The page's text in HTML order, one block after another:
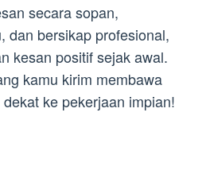
secara sopan,
dan bersikap profesional,
kesan positif sejak awal.
kamu kirim membawa
ke pekerjaan impian!